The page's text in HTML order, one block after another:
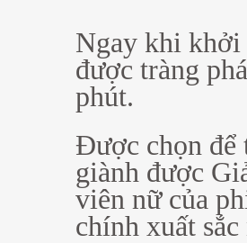
Ngay khi khởi
được tràng
phút.
Được chọn để
giành được
viên nữ của
chính xuất sắc